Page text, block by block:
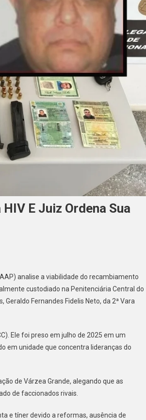
E Juiz Ordena Sua
analise a viabilidade do recambiamento
custodiado na Penitenciária Central do
Geraldo Fernandes Fidelis Neto, da 2ª Vara
Ele foi preso em julho de 2025 em um
em unidade que concentra lideranças do
de Várzea Grande, alegando que as
de faccionados rivais.
e tíner devido a reformas, ausência de